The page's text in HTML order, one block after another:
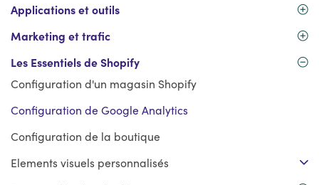
Applications et outils
Marketing et trafic
Les Essentiels de Shopify
Configuration d'un magasin Shopify
Configuration de Google Analytics
Configuration de la boutique
Elements visuels personnalisés